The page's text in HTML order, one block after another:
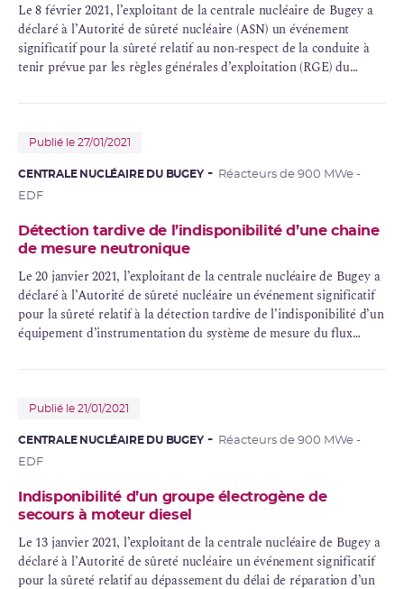
Le 8 février 2021, l’exploitant de la centrale nucléaire de Bugey a
déclaré à l’Autorité de sûreté nucléaire (ASN) un événement
significatif pour la sûreté relatif au non-respect de la conduite à
tenir prévue par les règles générales d’exploitation(RGE) du
Publié le 27/01/2021
CENTRALE NUCLÉAIRE DU BUGEY
Réacteurs de 900 MWe -
EDF
Détection tardive de l’indisponibilité d’une chaine
de mesure neutronique
Le 20 janvier 2021, l’exploitant de la centrale nucléaire de Bugey a
déclaré à l’Autorité de sûreté nucléaire un événement significatif
pour la sûreté relatif à la détection tardive de l’indisponibilité d’un
équipement d’instrumentation du système de mesure du flux
Publié le 21/01/2021
CENTRALE NUCLÉAIRE DU BUGEY
Réacteurs de 900 MWe -
EDF
Indisponibilité d’un groupe électrogène de
secours à moteur diesel
Le 13 janvier 2021, l’exploitant de la centrale nucléaire de Bugey a
déclaré à l’Autorité de sûreté nucléaire un événement significatif
pour la sûreté relatif au dépassement du délai de réparation d’un